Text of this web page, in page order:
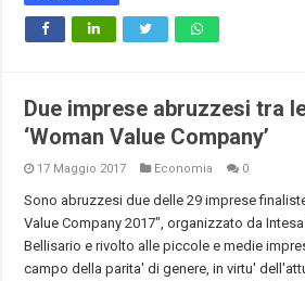
Due imprese abruzzesi tra
‘Woman Value Company’
17 Maggio 2017 Economia 0
Sono abruzzesi due delle 29 imprese
Value Company 2017", organizzato da
Bellisario e rivolto alle piccole e medie
campo della parita' di genere, in virtu'